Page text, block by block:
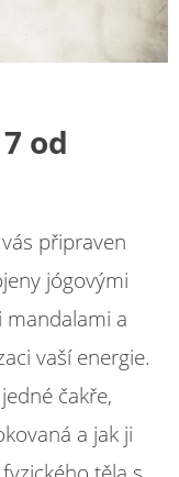
od
připraven
jógovými
mandalami a
vaší energie.
čakře,
a jak ji